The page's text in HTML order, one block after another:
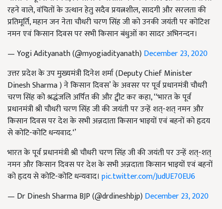
रहने वाले, वंचितों के उत्थान हेतु सदैव प्रयत्नशील, सादगी और सरलता की
प्रतिमूर्ति, महान जन नेता चौधरी चरण सिंह जी को उनकी जयंती पर कोटिशः
नमन एवं किसान दिवस पर सभी किसान बंधुओं का सादर अभिनन्दन।
— Yogi Adityanath (@myogiadityanath) December 23, 2020
उत्तर प्रदेश के उप मुख्यमंत्री दिनेश शर्मा (Deputy Chief Minister
Dinesh Sharma ) ने किसान दिवस’ के अवसर पर पूर्व प्रधानमंत्री चौधरी
चरण सिंह को श्रद्धंजलि अर्पित की और ट्वीट कर कहा, ‘‘भारत के पूर्व
प्रधानमंत्री श्री चौधरी चरण सिंह जी की जयंती पर उन्हें शत्-शत् नमन और
किसान दिवस पर देश के सभी अन्नदाता किसान भाइयों एवं बहनों को हृदय
से कोटि-कोटि धन्यवाद.‘’
भारत के पूर्व प्रधानमंत्री श्री चौधरी चरण सिंह जी की जयंती पर उन्हें शत्-शत्
नमन और किसान दिवस पर देश के सभी अन्नदाता किसान भाइयों एवं बहनों
को हृदय से कोटि-कोटि धन्यवाद। pic.twitter.com/JudUE70EU6
— Dr Dinesh Sharma BJP (@drdineshbjp) December 23, 2020